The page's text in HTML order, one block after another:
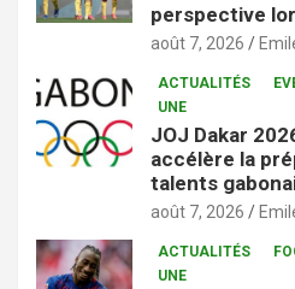
perspective
août 7, 2026
ACTUALITÉS
UNE
JOJ Dakar
accélère la
talents
août 7, 2026
ACTUALITÉS
UNE